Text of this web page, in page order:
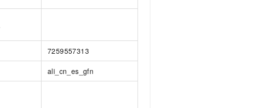
7259557313
ali_cn_es_gfn